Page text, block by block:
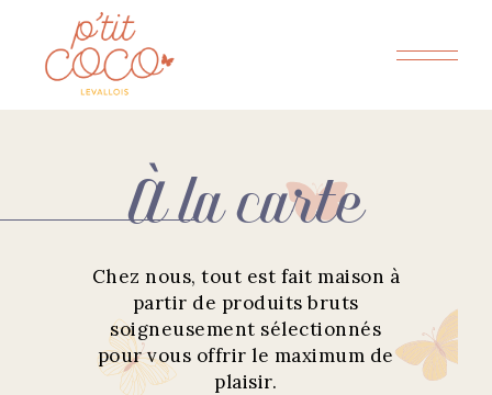
À la carte
Chez nous, tout est fait maison à
partir de produits bruts
soigneusement sélectionnés
pour vous offrir le maximum de
plaisir.